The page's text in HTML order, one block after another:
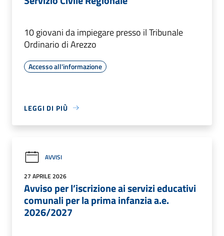
10 giovani da impiegare presso il Tribunale
Ordinario di Arezzo
Accesso all'informazione
LEGGI DI PIÙ
AVVISI
27 APRILE 2026
Avviso per l’iscrizione ai servizi educativi
comunali per la prima infanzia a.e.
2026/2027